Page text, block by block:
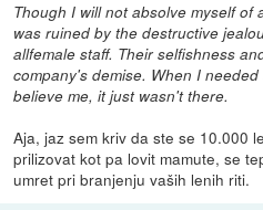
Though I will not absolve myself of
was ruined by the destructive
allfemale staff. Their selfishness
company's demise. When I
believe me, it just wasn't there.
Aja, jaz sem kriv da ste se 10.000
prilizovat kot pa lovit mamute, se
umret pri branjenju vaših lenih riti.